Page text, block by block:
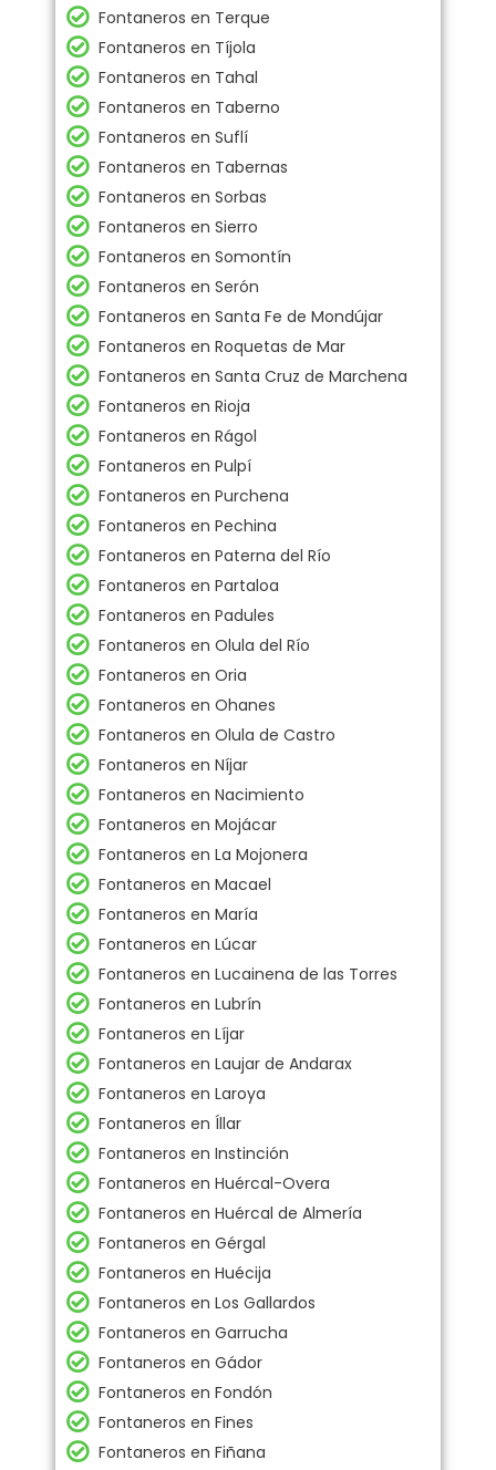
Fontaneros en Terque
Fontaneros en Tíjola
Fontaneros en Tahal
Fontaneros en Taberno
Fontaneros en Suflí
Fontaneros en Tabernas
Fontaneros en Sorbas
Fontaneros en Sierro
Fontaneros en Somontín
Fontaneros en Serón
Fontaneros en Santa Fe de Mondújar
Fontaneros en Roquetas de Mar
Fontaneros en Santa Cruz de Marchena
Fontaneros en Rioja
Fontaneros en Rágol
Fontaneros en Pulpí
Fontaneros en Purchena
Fontaneros en Pechina
Fontaneros en Paterna del Río
Fontaneros en Partaloa
Fontaneros en Padules
Fontaneros en Olula del Río
Fontaneros en Oria
Fontaneros en Ohanes
Fontaneros en Olula de Castro
Fontaneros en Níjar
Fontaneros en Nacimiento
Fontaneros en Mojácar
Fontaneros en La Mojonera
Fontaneros en Macael
Fontaneros en María
Fontaneros en Lúcar
Fontaneros en Lucainena de las Torres
Fontaneros en Lubrín
Fontaneros en Líjar
Fontaneros en Laujar de Andarax
Fontaneros en Laroya
Fontaneros en Íllar
Fontaneros en Instinción
Fontaneros en Huércal-Overa
Fontaneros en Huércal de Almería
Fontaneros en Gérgal
Fontaneros en Huécija
Fontaneros en Los Gallardos
Fontaneros en Garrucha
Fontaneros en Gádor
Fontaneros en Fondón
Fontaneros en Fines
Fontaneros en Fiñana